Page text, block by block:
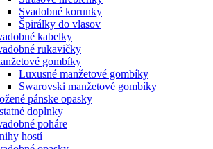
Svadobné korunky
Špirálky do vlasov
kabelky
rukavičky
gombíky
Luxusné manžetové gombíky
Swarovski manžetové gombíky
pánske opasky
doplnky
poháre
hostí